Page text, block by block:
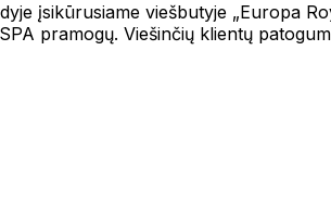
įsikūrusiame viešbutyje „Europa
pramogų. Viešinčių klientų